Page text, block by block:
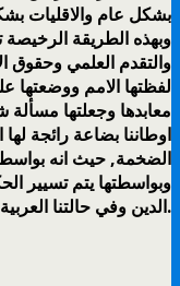
بشكل عام والاقليات
وبهذه الطريقة الرخيصة
والتقدم العلمي وحقوق
لفظتها الامم ووضعتها
معابدها وجعلتها
اوطاننا بضاعة رائجة
الضخمة, حيث انه
وبواسطتها يتم تسيير
الدين وفي حالتنا العربية هي الدين الاسلامي.